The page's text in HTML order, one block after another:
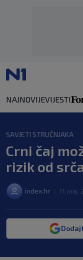
NAJNOVIJEVIJESTI
SAVJETI STRUČNJAKA
Crni čaj
rizik od
index.hr 17. maj.